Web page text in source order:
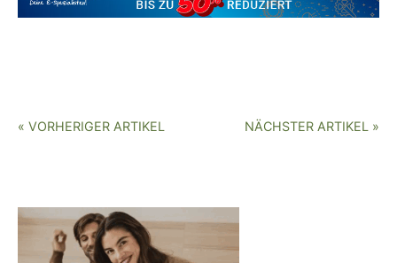
NÄCHSTER ARTIKEL »
« VORHERIGER ARTIKEL